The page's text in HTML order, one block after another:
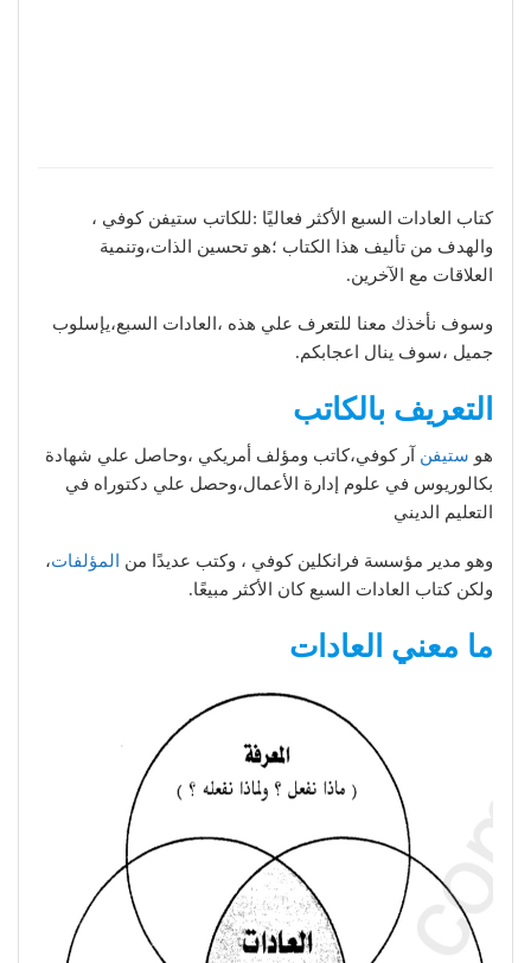
كتاب العادات السبع الأكثر فعاليًا :للكاتب ستيفن كوفي ،
والهدف من تأليف هذا الكتاب ؛هو تحسين الذات،وتنمية
العلاقات مع الآخرين.
وسوف نأخذك معنا للتعرف علي هذه ،العادات السبع،يإسلوب
جميل ،سوف ينال اعجابكم.
التعريف بالكاتب
هو ستيفن آر كوفي،كاتب ومؤلف أمريكي ،وحاصل علي شهادة
بكالوريوس في علوم إدارة الأعمال،وحصل علي دكتوراه في
التعليم الديني
وهو مدير مؤسسة فرانكلين كوفي ، وكتب عديدًا من المؤلفات،
ولكن كتاب العادات السبع كان الأكثر مبيعًا.
ما معني العادات